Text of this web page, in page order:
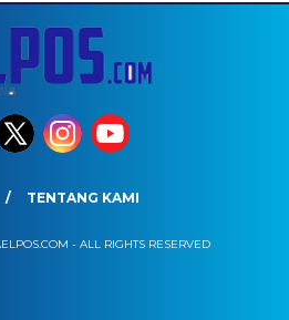
TENTANG KAMI
- ALL RIGHTS RESERVED